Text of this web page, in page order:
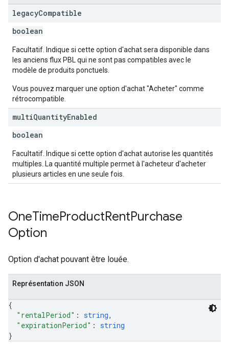
legacyCompatible
boolean
Facultatif. Indique si cette option d'achat sera disponible dans
les anciens flux PBL qui ne sont pas compatibles avec le
modèle de produits ponctuels.
Vous pouvez marquer une option d'achat "Acheter" comme
rétrocompatible.
multiQuantityEnabled
boolean
Facultatif. Indique si cette option d'achat autorise les quantités
multiples. La quantité multiple permet à l'acheteur d'acheter
plusieurs articles en une seule fois.
OneTimeProductRentPurchase
Option
Option d'achat pouvant être louée.
Représentation JSON
{
"rentalPeriod" : string,
"expirationPeriod" : string
}